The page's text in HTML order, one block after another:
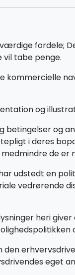
fordele;
tabe penge.
kommercielle
og
betingelser og
i deres
de
udstedt en
vedrørende
heri
den
eget